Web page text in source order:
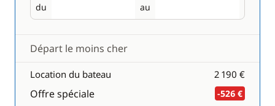
du
Départ au
Retour
Départ le moins cher
Location du bateau 2 190 €
Offre spéciale -526 €